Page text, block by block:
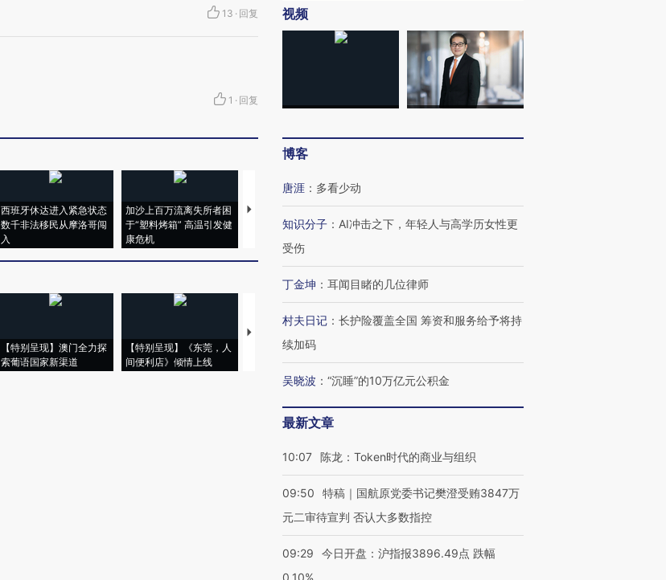
13 · 回复
1 · 回复
西班牙休达进入紧急状态
数千非法移民从摩洛哥闯
入
加沙上百万流离失所者困
于“塑料烤箱” 高温引发健
康危机
视线｜HYROX的吸金
术：是什么让中产们甘
马航飞行员跨国走私7万
粒摇头丸 尿检体内含3种
视线｜被称为“蟑螂”的印
度Z世代 用街头抗争将教
【特别呈现】澳门全力探
索葡语国家新渠道
【特别呈现】《东莞，人
间便利店》倾情上线
【推广】走进第四届链博
会，让数智科技“链”接产
有意思的生活方式·第三对
住三大增长引擎是什么？
视频
博客
唐涯 ： 多看少动
知识分子 ： AI冲击之下，年轻人与高学历女性更
受伤
丁金坤 ： 耳闻目睹的几位律师
村夫日记 ： 长护险覆盖全国 筹资和服务给予将持
续加码
吴晓波 ： “沉睡”的10万亿元公积金
最新文章
10:07 陈龙：Token时代的商业与组织
09:50
特稿｜国航原党委书记樊澄受贿3847万
元二审待宣判 否认大多数指控
09:29
今日开盘：沪指报3896.49点 跌幅
0.10%